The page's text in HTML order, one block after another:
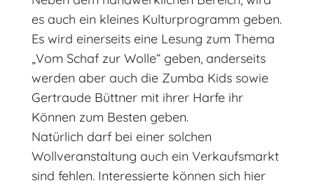
es auch ein kleines Kulturprogramm geben.
Es wird einerseits eine Lesung zum Thema
„Vom Schaf zur Wolle“ geben, anderseits
werden aber auch die Zumba Kids sowie
Gertraude Büttner mit ihrer Harfe ihr
Können zum Besten geben.
Natürlich darf bei einer solchen
Wollveranstaltung auch ein Verkaufsmarkt
sind fehlen. Interessierte können sich hier